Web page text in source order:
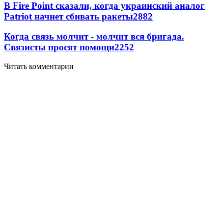
В Fire Point сказали, когда украинский аналог
Patriot начнет сбивать ракеты2882
Когда связь молчит - молчит вся бригада.
Связисты просят помощи2252
Читать комментарии